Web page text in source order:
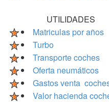
UTILIDADES
Matriculas por años
Turbo
Transporte coches
Oferta neumáticos
Gastos venta
Valor hacienda